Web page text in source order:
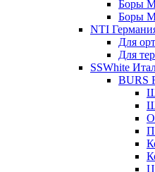
Боры
Боры
NTI
Для
Для
SSWhite
BURS